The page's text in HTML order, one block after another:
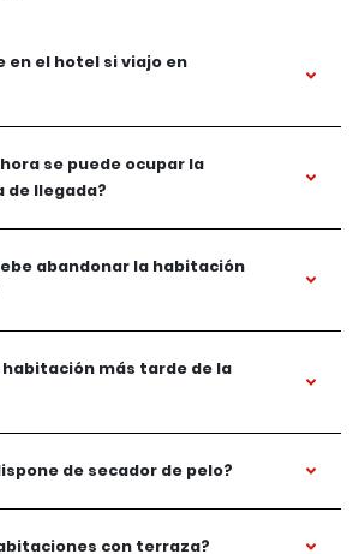
en el hotel si viajo en
se puede ocupar la
de llegada?
abandonar la habitación
habitación más tarde de la
de secador de pelo?
con terraza?